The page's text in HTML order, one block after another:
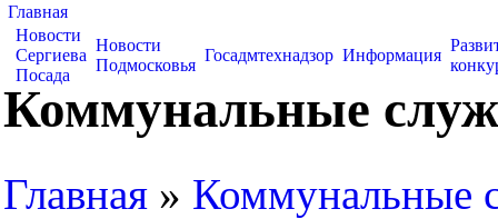
Главная
Новости
Сергиева
Посада
Новости
Подмосковья
Госадмтехнадзор Информация
Коммунальные
Главная » Коммунальные